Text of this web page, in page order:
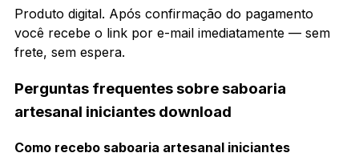
Produto digital. Após confirmação do pagamento
você recebe o link por e-mail imediatamente — sem
frete, sem espera.
Perguntas frequentes sobre saboaria
artesanal iniciantes download
Como recebo saboaria artesanal iniciantes